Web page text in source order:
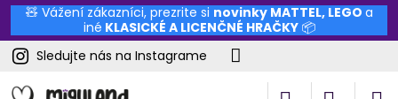
🧸 Vážení zákazníci, prezrite si novinky MATTEL, LEGO a
iné KLASICKÉ A LICENČNÉ HRAČKY📦
Sledujte nás na Instagrame